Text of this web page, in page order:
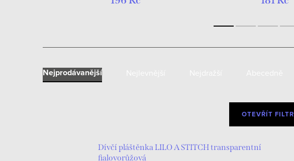
Ř
Nejprodávanější
OTEVŘÍT FILTR
Dívčí pláštěnka LILO A STITCH transparentní
fialovorůžová